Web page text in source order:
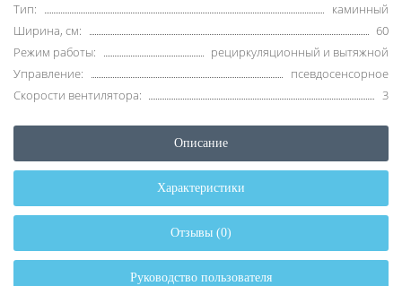
Тип:
каминный
Ширина, см:
60
Режим работы:
рециркуляционный и вытяжной
Управление:
псевдосенсорное
Скорости вентилятора:
3
Описание
Характеристики
Отзывы (0)
Руководство пользователя